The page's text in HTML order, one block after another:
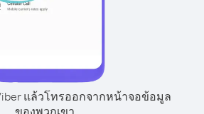
แล้วโทรออกจากหน้าจอข้อมูล
ของพวกเขา